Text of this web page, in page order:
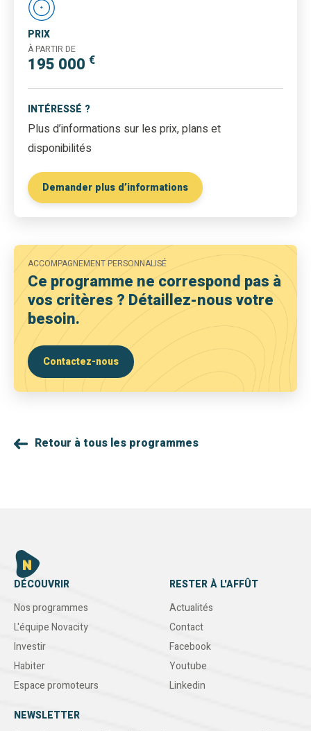
PRIX
À PARTIR DE
195 000 €
INTÉRESSÉ ?
Plus d’informations sur les prix, plans et
disponibilités
Demander plus d’informations
ACCOMPAGNEMENT PERSONNALISÉ
Ce programme ne correspond pas à
vos critères ? Détaillez-nous votre
besoin.
Contactez-nous
Retour à tous les programmes
DÉCOUVRIR
Nos programmes
L'équipe Novacity
Investir
Habiter
Espace promoteurs
RESTER À L'AFFÛT
Actualités
Contact
Facebook
Youtube
Linkedin
NEWSLETTER